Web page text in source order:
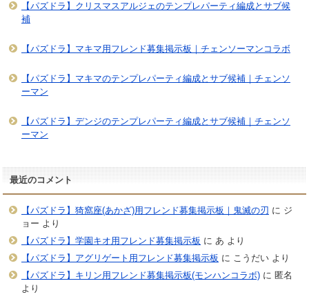
【パズドラ】クリスマスアルジェのテンプレパーティ編成とサブ候
補
【パズドラ】マキマ用フレンド募集掲示板｜チェンソーマンコラボ
【パズドラ】マキマのテンプレパーティ編成とサブ候補｜チェンソ
ーマン
【パズドラ】デンジのテンプレパーティ編成とサブ候補｜チェンソ
ーマン
最近のコメント
【パズドラ】猗窩座(あかざ)用フレンド募集掲示板｜鬼滅の刃 に ジ
ョー より
【パズドラ】学園キオ用フレンド募集掲示板 に あ より
【パズドラ】アグリゲート用フレンド募集掲示板 に こうだいより
【パズドラ】キリン用フレンド募集掲示板(モンハンコラボ)に 匿名
より